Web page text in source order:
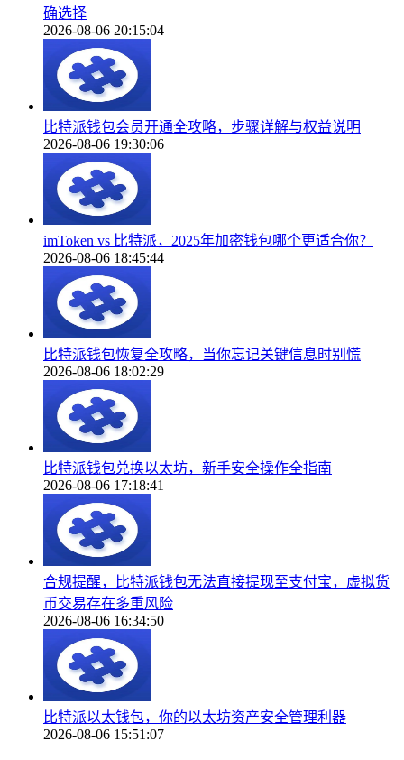
确选择
2026-08-06 20:15:04
比特派钱包会员开通全攻略，步骤详解与权益说明
2026-08-06 19:30:06
imToken vs 比特派，2025年加密钱包哪个更适合你？
2026-08-06 18:45:44
比特派钱包恢复全攻略，当你忘记关键信息时别慌
2026-08-06 18:02:29
比特派钱包兑换以太坊，新手安全操作全指南
2026-08-06 17:18:41
合规提醒，比特派钱包无法直接提现至支付宝，虚拟货
币交易存在多重风险
2026-08-06 16:34:50
比特派以太钱包，你的以太坊资产安全管理利器
2026-08-06 15:51:07